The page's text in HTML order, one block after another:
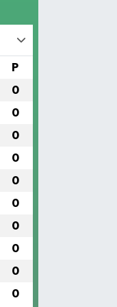
P
0
0
0
0
0
0
0
0
0
0